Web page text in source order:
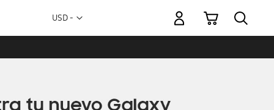
Moneda
USD -
Mi carrito